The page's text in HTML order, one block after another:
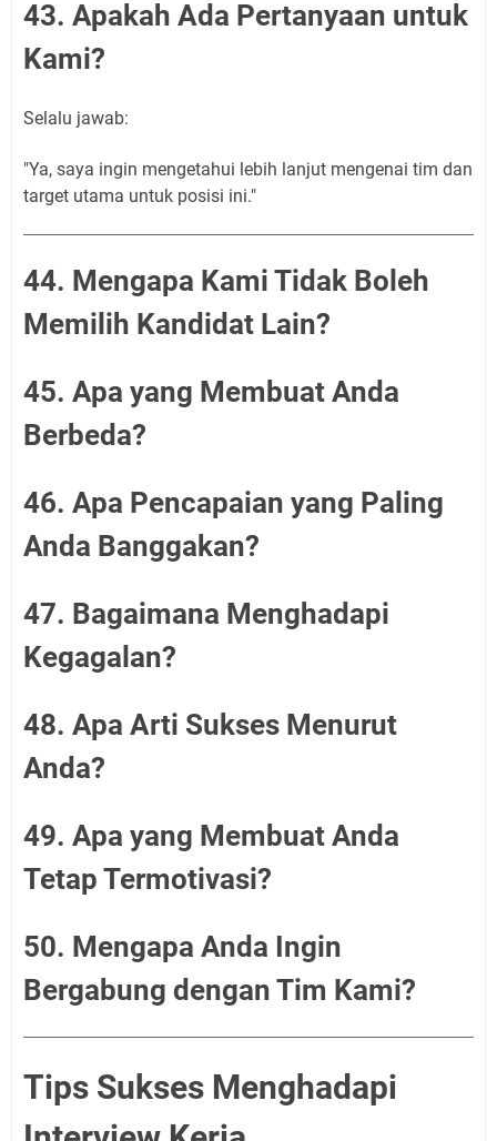
43. Apakah Ada Pertanyaan untuk
Kami?
Selalu jawab:
"Ya, saya ingin mengetahui lebih lanjut mengenai tim dan
target utama untuk posisi ini."
44. Mengapa Kami Tidak Boleh
Memilih Kandidat Lain?
45. Apa yang Membuat Anda
Berbeda?
46. Apa Pencapaian yang Paling
Anda Banggakan?
47. Bagaimana Menghadapi
Kegagalan?
48. Apa Arti Sukses Menurut
Anda?
49. Apa yang Membuat Anda
Tetap Termotivasi?
50. Mengapa Anda Ingin
Bergabung dengan Tim Kami?
Tips Sukses Menghadapi